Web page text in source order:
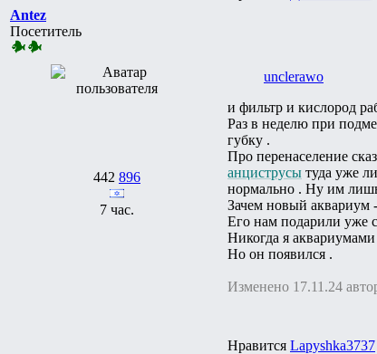
Antez
Посетитель
442 896
7 час.
unclerawo
и фильтр и кислород
Раз в неделю при
губку .
Про перенаселение
анциструсы туда уже
нормально . Ну им
Зачем новый аквариум
Его нам подарили уже
Никогда я
Но он появился .
Изменено 17.11.24
Нравится Lapyshka3737